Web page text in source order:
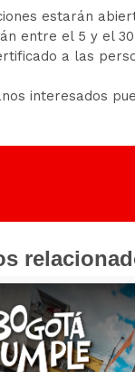
estarán
entre el 5 y el
a las
interesados